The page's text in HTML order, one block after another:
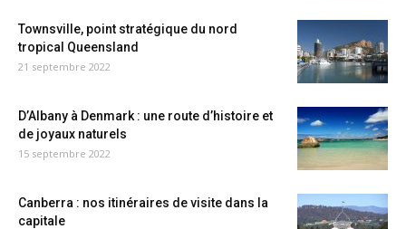
Townsville, point stratégique du nord
tropical Queensland
21 septembre 2022
D’Albany à Denmark : une route d’histoire et
de joyaux naturels
15 septembre 2022
Canberra : nos itinéraires de visite dans la
capitale